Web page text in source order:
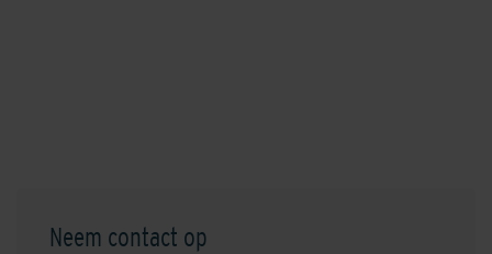
Neem contact op